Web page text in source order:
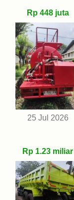
Rp 448 juta
25 Jul 2026
Rp 1.23 miliar